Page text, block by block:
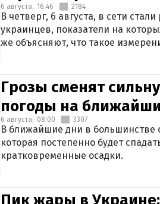
6 августа, 16:46 2184
В четверг, 6 августа, в сети
украинцев, показатели на
же объясняют, что такое
Грозы сменят
погоды на
6 августа, 08:00 3307
В ближайшие дни в большинстве
которая постепенно будет
кратковременные осадки.
Пик жары в Украине: